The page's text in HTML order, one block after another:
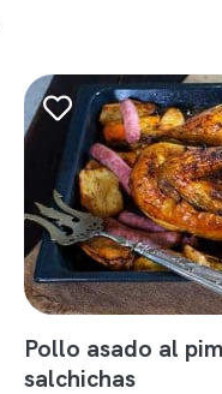
Pollo asado al
salchichas